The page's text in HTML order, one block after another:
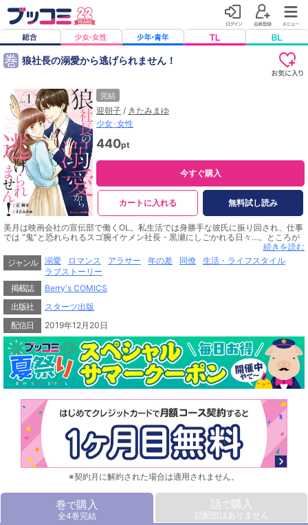
巻 狼社長の溺愛から逃げられません！
完結
迎朝子 / きたみまゆ
少女･女性
440pt
今すぐ購入
カートに入れる 無料試し読み
美月は映画会社の宣伝部で働くOL。私生活では身勝手な彼氏に振り回され、仕事
では “鬼”と恐れられるスゴ腕イケメン社長・黒瀬にしごかれる日々…。ところが
ある日、彼氏にフラれて試写室で落ち込んでいると、通りかかった社長から「鈍
感すぎてイライラする」と突然のキスが…!! それ以来、ことあるごとにキスを迫
る社長を何故か拒めない美月。強引なのに甘くて魅惑的な社長に、美月はどんど
ん翻弄されて…？(この作品は電子コミック誌comic Berry's Vol. 77～81に収録さ
れています。重複購入にご注意ください)
続きを読む
ジャンル
溺愛 ロマンス アラサー 年の差 同僚
生活・ライフスタイル
ラブストーリー
掲載誌
Berry's COMICS
出版社
スターツ出版
配信日
2019年12月20日
※契約月に解約された場合は適用されません。
巻で購入
全4巻完結
話で購入
話配信はありません